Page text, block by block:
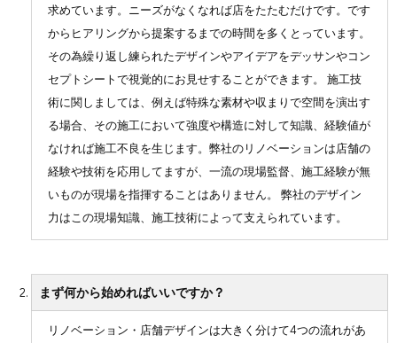
求めています。ニーズがなくなれば店をたたむだけです。です
からヒアリングから提案するまでの時間を多くとっています。
その為繰り返し練られたデザインやアイデアをデッサンやコン
セプトシートで視覚的にお見せすることができます。 施工技
術に関しましては、例えば特殊な素材や収まりで空間を演出す
る場合、その施工において強度や構造に対して知識、経験値が
なければ施工不良を生じます。弊社のリノベーションは店舗の
経験や技術を応用してますが、一流の現場監督、施工経験が無
いものが現場を指揮することはありません。 弊社のデザイン
力はこの現場知識、施工技術によって支えられています。
まず何から始めればいいですか？
リノベーション・店舗デザインは大きく分けて4つの流れがあ